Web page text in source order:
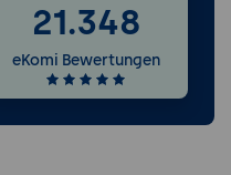
21.348
eKomi Bewertungen